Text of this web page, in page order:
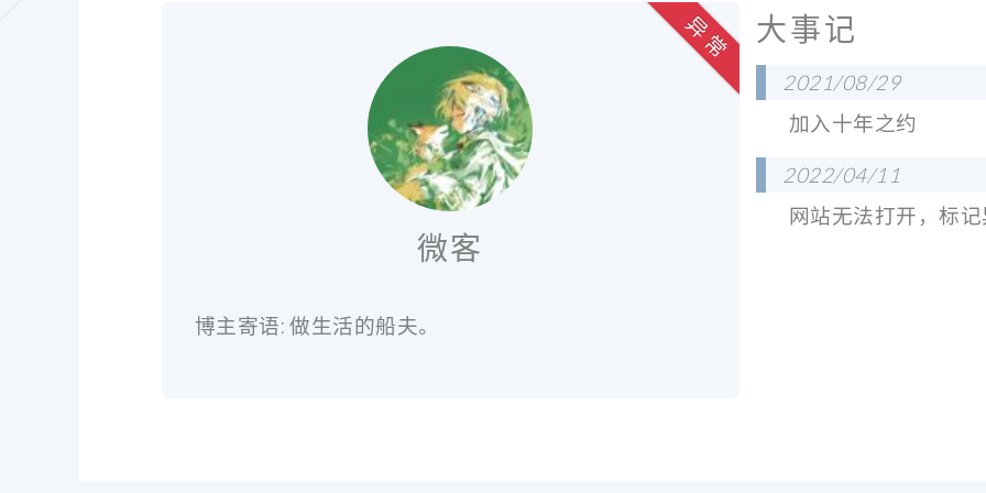
微客
博主寄语: 做生活的船夫。
异 常 大事记
2021/08/29
加入十年之约
2022/04/11
网站无法打开，标